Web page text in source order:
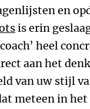
en
is erin
heel
aan het
van uw stijl
meteen in het